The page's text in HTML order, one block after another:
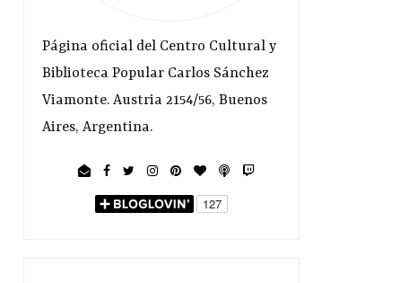
Página oficial del Centro Cultural y
Biblioteca Popular Carlos Sánchez
Viamonte. Austria 2154/56, Buenos
Aires, Argentina.